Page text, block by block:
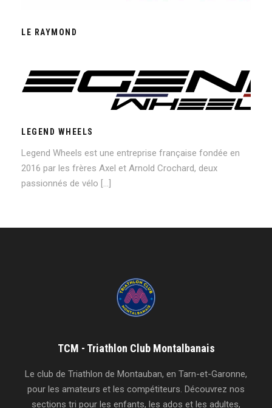
LE RAYMOND
LEGEND WHEELS
LEGEND WHEELS
Legend Wheels est une entreprise française fondée en
2016 par les frères Axel et Arnold Crochard, deux
passionnés de vélo […]
TCM - Triathlon Club Montalbanais
Le club de Triathlon de Montauban, en Tarn-et-Garonne,
pour les amateurs et les compétiteurs. Découvrez nos
sections tri pour les enfants, les ados et les adultes,